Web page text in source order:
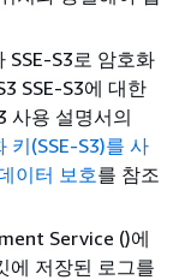
SSE-S3로 암호화
SSE-S3에 대한
사용 설명서의
키(SSE-S3)를 사
이터 보호를 참조
Service ()에
에 저장된 로그를